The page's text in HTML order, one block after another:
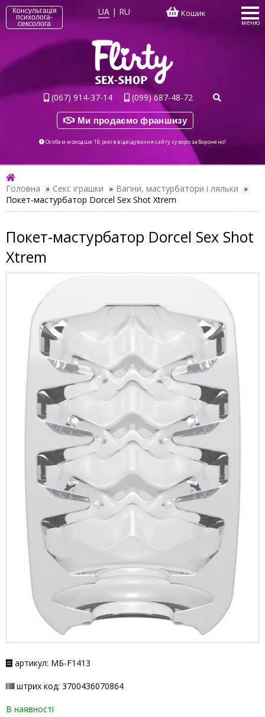
Консультація
психолога-
сексолога
UA | RU Кошик
меню
(067) 914-37-14 (099) 687-48-72
Ми продаємо франшизу
Особам молодше 18 років відвідування сайту суворо заборонено!
Головна » Секс іграшки » Вагіни, мастурбатори і ляльки »
Покет-мастурбатор Dorcel Sex Shot Xtrem
Покет-мастурбатор Dorcel Sex Shot
Xtrem
артикул: МБ-F1413
штрих код: 3700436070864
В наявності